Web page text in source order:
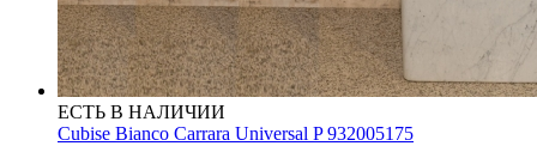
ЕСТЬ В НАЛИЧИИ
Cubise Bianco Carrara Universal P 932005175